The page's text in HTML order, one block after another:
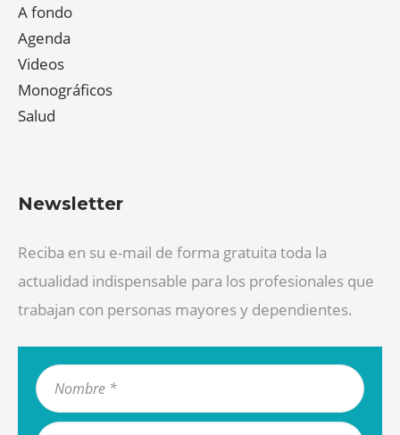
A fondo
Agenda
Videos
Monográficos
Salud
Newsletter
Reciba en su e-mail de forma gratuita toda la
actualidad indispensable para los profesionales que
trabajan con personas mayores y dependientes.